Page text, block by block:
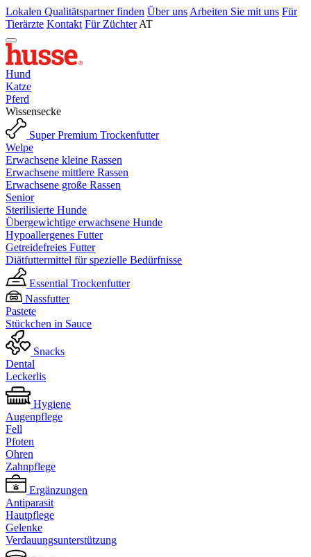
Lokalen Qualitätspartner finden Über uns Arbeiten Sie mit uns Für
Tierärzte Kontakt Für Züchter AT
Hund
Katze
Pferd
Wissensecke
Super Premium Trockenfutter
Welpe
Erwachsene kleine Rassen
Erwachsene mittlere Rassen
Erwachsene große Rassen
Senior
Sterilisierte Hunde
Übergewichtige erwachsene Hunde
Hypoallergenes Futter
Getreidefreies Futter
Diätfuttermittel für spezielle Bedürfnisse
Essential Trockenfutter
Nassfutter
Pastete
Stückchen in Sauce
Snacks
Dental
Leckerlis
Hygiene
Augenpflege
Fell
Pfoten
Ohren
Zahnpflege
Ergänzungen
Antiparasit
Hautpflege
Gelenke
Verdauungsunterstützung